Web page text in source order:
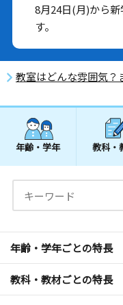
8月24日(月)から
す。
教室はどんな雰囲気？
年齢・学年 教科・
年齢・学年ごとの特長
教科・教材ごとの特長